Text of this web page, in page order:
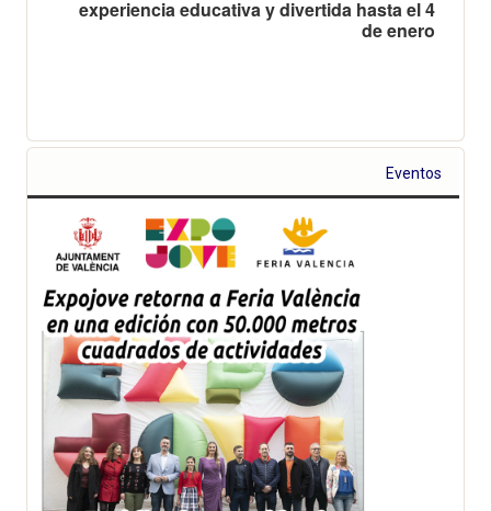
experiencia educativa y divertida hasta el 4
de enero
Eventos